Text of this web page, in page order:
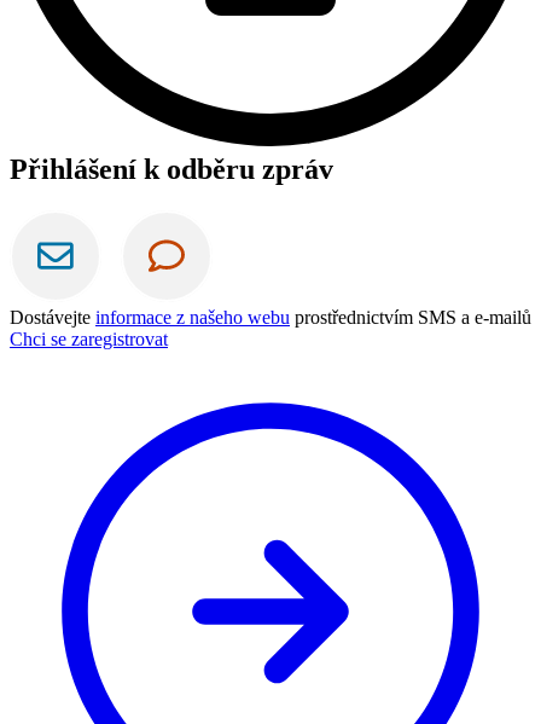
Přihlášení k odběru zpráv
Dostávejte informace z našeho webu prostřednictvím SMS a e-mailů
Chci se zaregistrovat